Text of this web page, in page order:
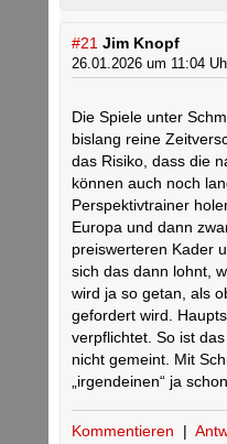
#21 Jim Knopf
26.01.2026 um 11:04
Die Spiele unter
bislang reine
das Risiko, dass die
können auch noch
Perspektivtrainer
Europa und dann
preiswerteren Kader
sich das dann lohnt,
wird ja so getan, als
gefordert wird.
verpflichtet. So ist
nicht gemeint. Mit
„irgendeinen“ ja schon.
Kommentieren |